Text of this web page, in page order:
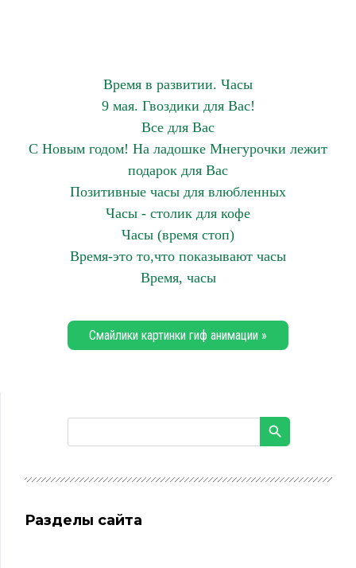
Время в развитии. Часы
9 мая. Гвоздики для Вас!
Все для Вас
С Новым годом! На ладошке Мнегурочки лежит
подарок для Вас
Позитивные часы для влюбленных
Часы - столик для кофе
Часы (время стоп)
Время-это то,что показывают часы
Время, часы
Смайлики картинки гиф анимации »
Разделы сайта